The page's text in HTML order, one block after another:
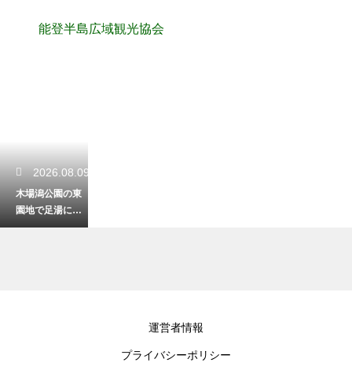
能登半島広域観光協会
2026.08.09
木場潟公園の東
園地で足湯に浸
かる！絶景を見
運営者情報
プライバシーポリシー